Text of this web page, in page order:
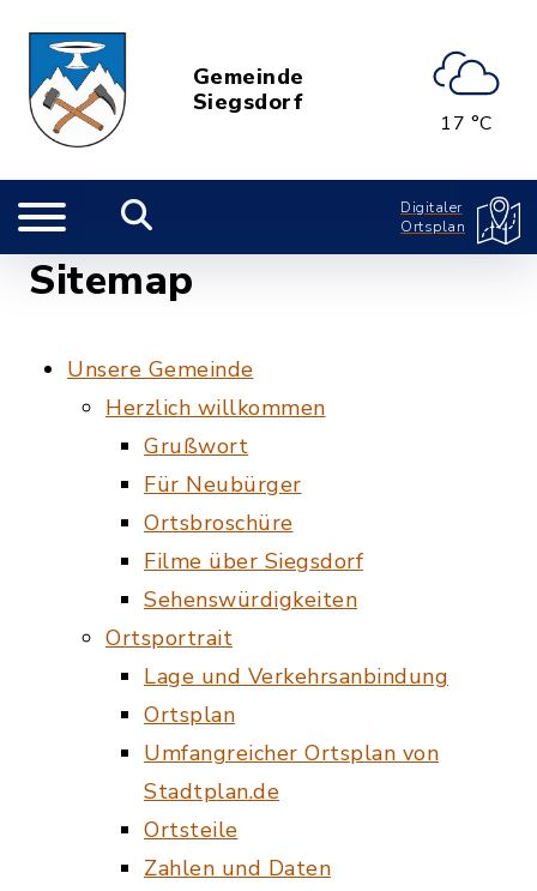
Gemeinde
Siegsdorf
17 °C
Digitaler
Ortsplan
Sitemap
Unsere Gemeinde
Herzlich willkommen
Grußwort
Für Neubürger
Ortsbroschüre
Filme über Siegsdorf
Sehenswürdigkeiten
Ortsportrait
Lage und Verkehrsanbindung
Ortsplan
Umfangreicher Ortsplan von
Stadtplan.de
Ortsteile
Zahlen und Daten